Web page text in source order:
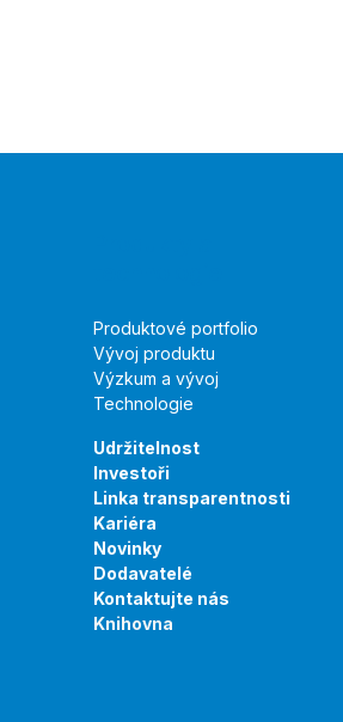
Produktové portfolio
Vývoj produktu
Výzkum a vývoj
Technologie
Udržitelnost
Investoři
Linka transparentnosti
Kariéra
Novinky
Dodavatelé
Kontaktujte nás
Knihovna